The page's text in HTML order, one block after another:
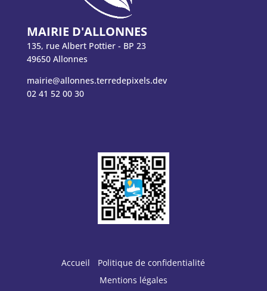
MAIRIE D'ALLONNES
135, rue Albert Pottier - BP 23
49650 Allonnes
mairie@allonnes.terredepixels.dev
02 41 52 00 30
Accueil
Politique de confidentialité
Mentions légales